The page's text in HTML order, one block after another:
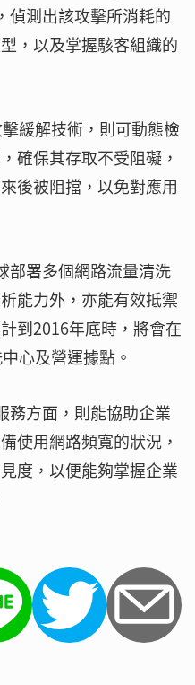
偵測出該攻擊所消耗的
，以及掌握駭客組織的
緩解技術，則可動態檢
確保其存取不受阻礙，
後被阻擋，以免對應用
部署多個網路流量清洗
能力外，亦能有效抵禦
到2016年底時，將會在
心及營運據點。
務方面，則能協助企業
使用網路頻寬的狀況，
度，以便能夠掌握企業